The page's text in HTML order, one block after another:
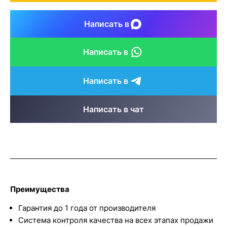
Написать в
Написать в
Написать в
Написать в чат
Преимущества
Гарантия до 1 года от производителя
Система контроля качества на всех этапах продажи